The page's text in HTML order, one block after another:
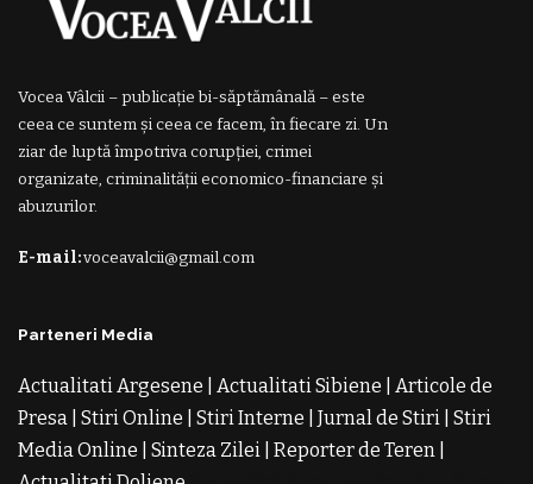
Vocea Vâlcii – publicație bi-săptămânală – este
ceea ce suntem și ceea ce facem, în fiecare zi. Un
ziar de luptă împotriva corupției, crimei
organizate, criminalității economico-financiare și
abuzurilor.
E-mail:voceavalcii@gmail.com
Parteneri Media
Actualitati Argesene Actualitati Sibiene
Articole de
Presa Stiri Online Stiri Interne Jurnal de Stiri Stiri
Media Online
Sinteza Zilei Reporter de Teren